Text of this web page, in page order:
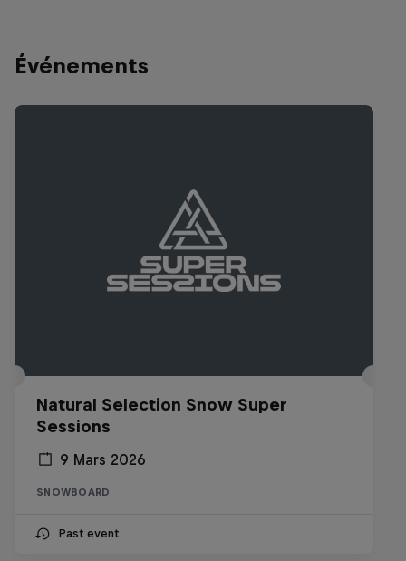
Événements
Natural Selection Snow Super
Sessions
9 Mars 2026
SNOWBOARD
Past event